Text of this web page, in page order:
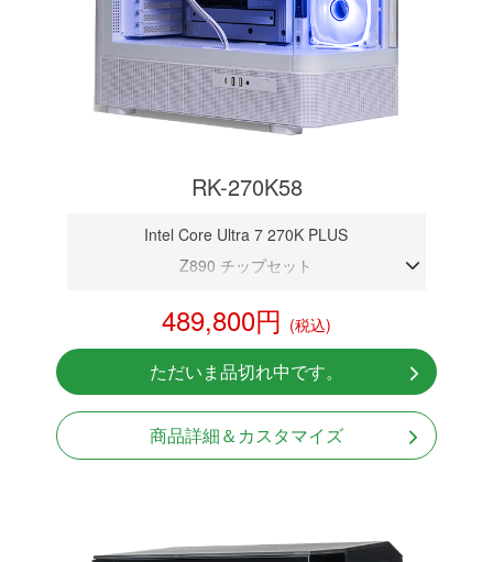
RK-270K58
Intel Core Ultra 7 270K PLUS
Z890 チップセット
RTX 5080 16GB
NVMeSSD 1TB
無線LAN Bluetooth対応
Windows11 Home 64bit
489,800円 (税込)
ただいま品切れ中です。
商品詳細＆カスタマイズ